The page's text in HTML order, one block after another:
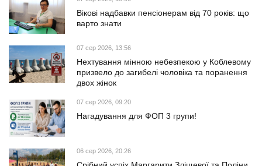
Вікові надбавки пенсіонерам від 70 років: що
варто знати
07 сер 2026, 13:56
Нехтування мінною небезпекою у Коблевому
призвело до загибелі чоловіка та поранення
двох жінок
07 сер 2026, 09:20
Нагадування для ФОП 3 групи!
06 сер 2026, 20:26